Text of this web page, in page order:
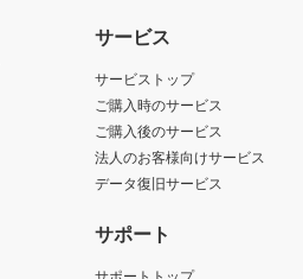
サービス
サービストップ
ご購入時のサービス
ご購入後のサービス
法人のお客様向けサービス
データ復旧サービス
サポート